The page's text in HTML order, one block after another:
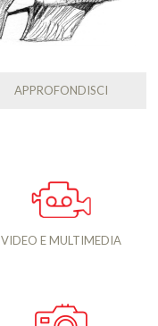
APPROFONDISCI
VIDEO E MULTIMEDIA